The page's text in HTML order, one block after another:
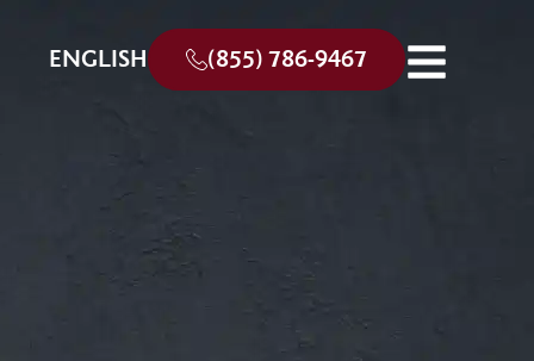
ENGLISH (855) 786-9467